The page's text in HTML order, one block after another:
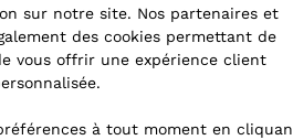
sur notre site. Nos partenaires et
des cookies permettant de
vous offrir une expérience client
à tout moment en